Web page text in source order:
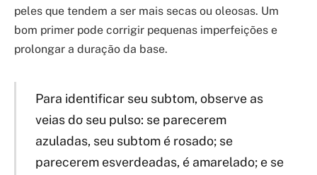
peles que tendem a ser mais secas ou oleosas. Um
bom primer pode corrigir pequenas imperfeições e
prolongar a duração da base.
Para identificar seu subtom, observe as
veias do seu pulso: se parecerem
azuladas, seu subtom é rosado; se
parecerem esverdeadas, é amarelado; e se